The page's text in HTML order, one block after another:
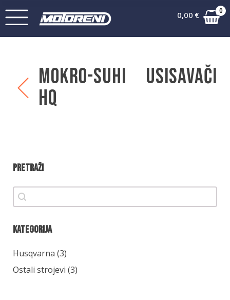
0,00 € 0
Mokro-suhi usisavači
HQ
Pretraži
Pretraži
Pretraži
Kategorija
Kategorija
Husqvarna (3)
Ostali strojevi (3)